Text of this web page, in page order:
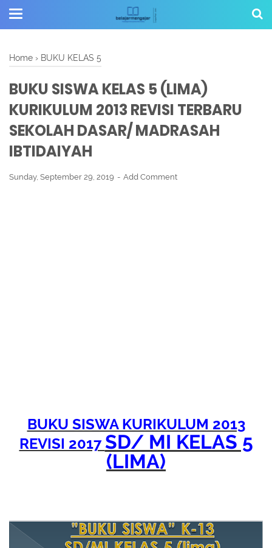
Home › BUKU KELAS 5
BUKU SISWA KELAS 5 (LIMA)
KURIKULUM 2013 REVISI TERBARU
SEKOLAH DASAR/ MADRASAH
IBTIDAIYAH
Sunday, September 29, 2019 Add Comment
BUKU SISWA KURIKULUM 2013
REVISI 2017SD/ MI KELAS 5
(LIMA)